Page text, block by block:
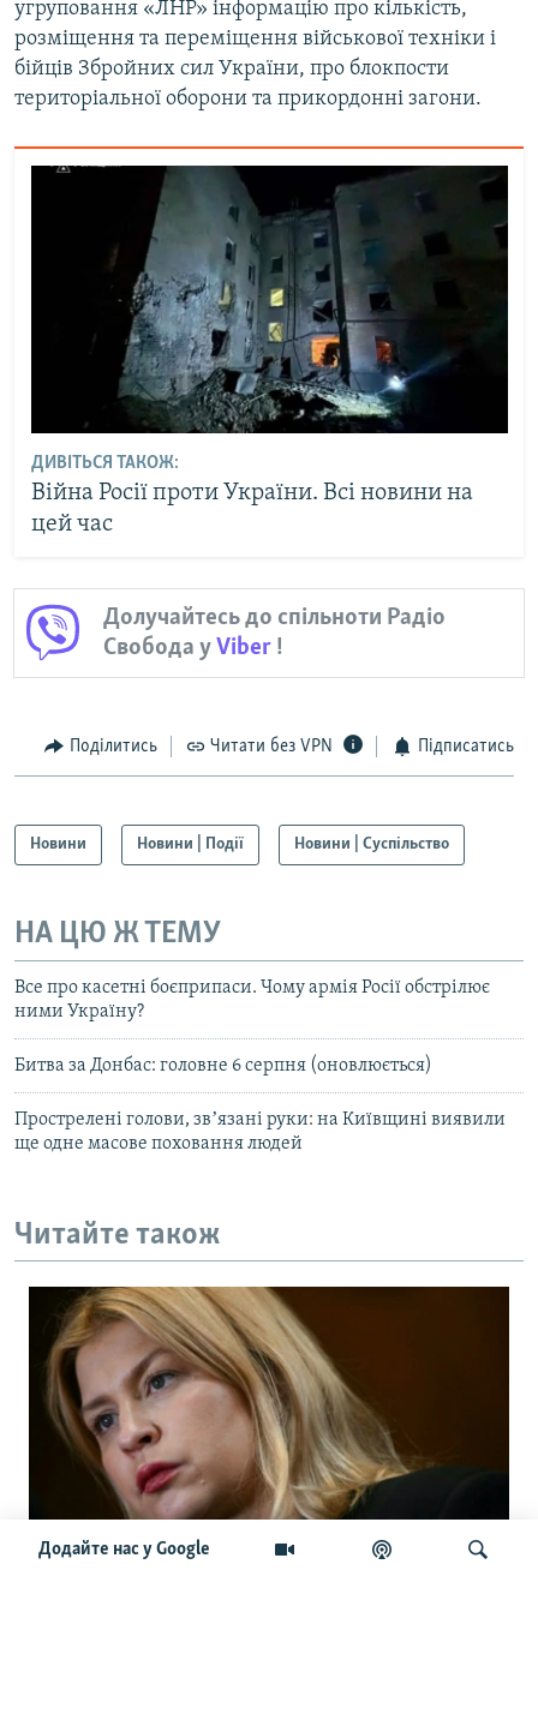
Додайте нас у Google
угруповання «ЛНР» інформацію про кількість,
розміщення та переміщення військової техніки і
бійців Збройних сил України, про блокпости
територіальної оборони та прикордонні загони.
ДИВІТЬСЯ ТАКОЖ:
Війна Росії проти України. Всі новини на
цей час
Долучайтесь до спільноти Радіо
Свобода уViber !
Поділитись Читати без VPN Підписатись
Новини Новини | Події Новини | Суспільство
НА ЦЮ Ж ТЕМУ
Все про касетні боєприпаси. Чому армія Росії обстрілює
ними Україну?
Битва за Донбас: головне 6 серпня (оновлюється)
Прострелені голови, звʼязані руки: на Київщині виявили
ще одне масове поховання людей
Читайте також